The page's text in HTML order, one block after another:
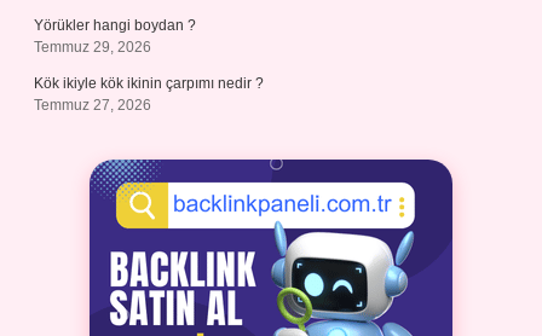
Yörükler hangi boydan ?
Temmuz 29, 2026
Kök ikiyle kök ikinin çarpımı nedir ?
Temmuz 27, 2026